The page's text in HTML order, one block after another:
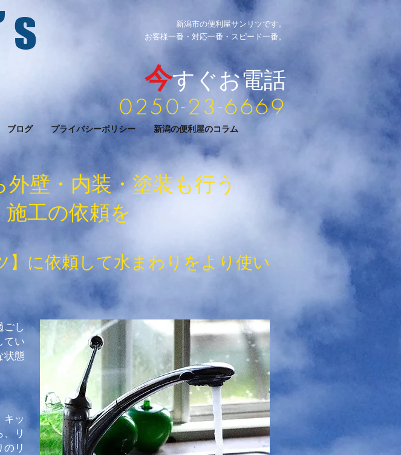
s
新潟市の便利屋サンリツです。
お客様一番・対応一番・スピード一番。​
今すぐお電話
0250-23-6669
ブログ プライバシーポリシー 新潟の便利屋のコラム
壁・内装・塗装も行う
工の依頼を
に依頼して水まわりをより使い
ごし
てい
状態
キッ
リ
リ